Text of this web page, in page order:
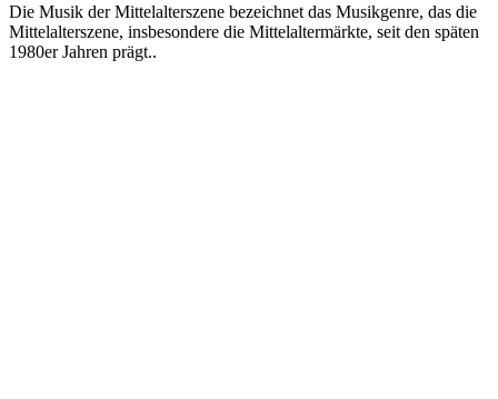
Die Musik der Mittelalterszene bezeichnet das Musikgenre, das die
Mittelalterszene, insbesondere die Mittelaltermärkte, seit den späten
1980er Jahren prägt..